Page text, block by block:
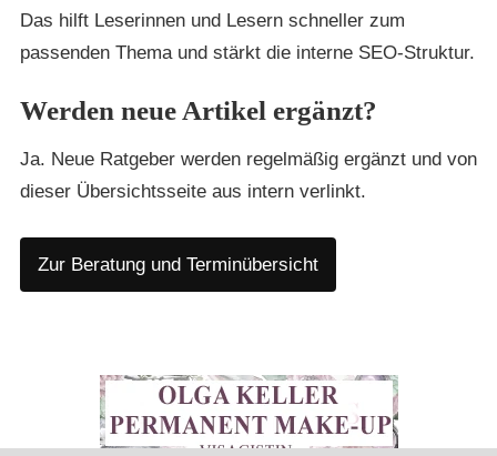
Das hilft Leserinnen und Lesern schneller zum
passenden Thema und stärkt die interne SEO-Struktur.
Werden neue Artikel ergänzt?
Ja. Neue Ratgeber werden regelmäßig ergänzt und von
dieser Übersichtsseite aus intern verlinkt.
Zur Beratung und Terminübersicht